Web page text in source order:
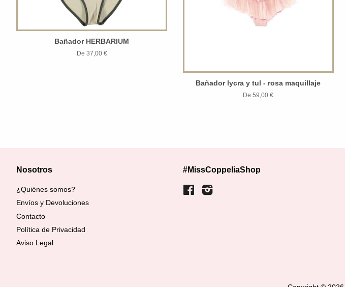
Bañador HERBARIUM
De 37,00 €
Bañador lycra y tul - rosa maquillaje
De 59,00 €
Nosotros
¿Quiénes somos?
Envíos y Devoluciones
Contacto
Política de Privacidad
Aviso Legal
#MissCoppeliaShop
FacebookInstagram